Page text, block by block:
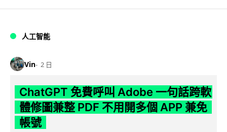
人工智能
Vin 2 日
ChatGPT 免費呼叫 Adobe 一句話跨軟
體修圖兼整 PDF 不用開多個 APP 兼免
帳號